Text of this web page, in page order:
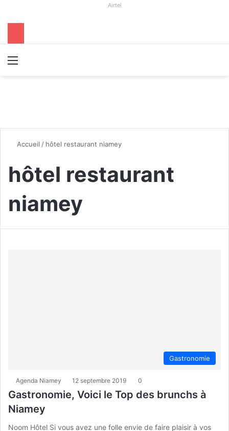
Airtel
Accueil / hôtel restaurant niamey
hôtel restaurant
niamey
Gastronomie
Agenda Niamey 12 septembre 2019 0
Gastronomie, Voici le Top des brunchs à
Niamey
Noom Hôtel Si vous avez une folle envie de faire plaisir à vos